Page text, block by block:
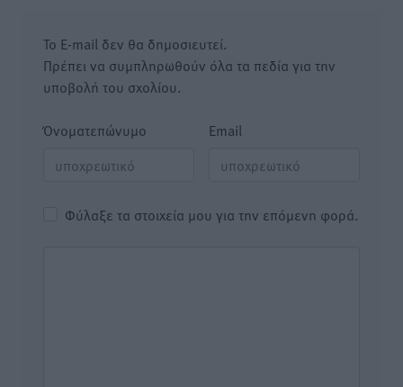
Το E-mail δεν θα δημοσιευτεί.
Πρέπει να συμπληρωθούν όλα τα πεδία για την
υποβολή του σχολίου.
Όνοματεπώνυμο Email
Φύλαξε τα στοιχεία μου για την επόμενη φορά.